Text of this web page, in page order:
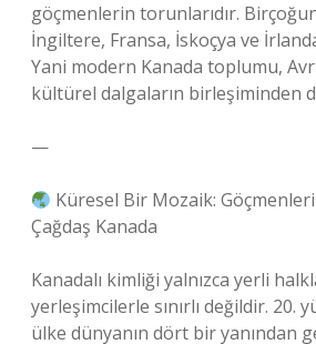
göçmenlerin torunlarıdır.
İngiltere, Fransa, İskoçya ve
Yani modern Kanada toplumu,
kültürel dalgaların birleşiminden
—
Küresel Bir Mozaik:
Çağdaş Kanada
Kanadalı kimliği yalnızca yerli
yerleşimcilerle sınırlı değildir. 20.
ülke dünyanın dört bir yanından